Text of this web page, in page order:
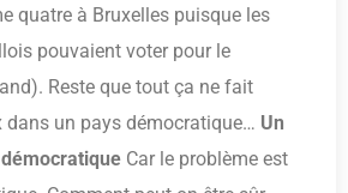
quatre à Bruxelles puisque les
pouvaient voter pour le
Reste que tout ça ne fait
dans un pays démocratique… Un
Car le problème est